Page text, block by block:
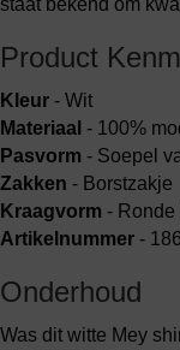
staat bekend om
Product
Kleur - Wit
Materiaal - 100%
Pasvorm - Soepel
Zakken - Borstzakje
Kraagvorm - Ronde
Artikelnummer -
Onderhoud
Was dit witte Mey